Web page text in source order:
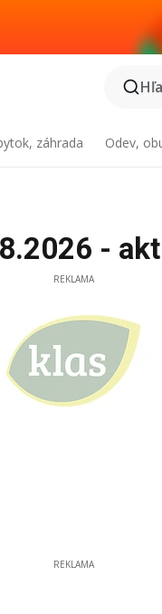
záhrada Odev,
-
REKLAMA
REKLAMA